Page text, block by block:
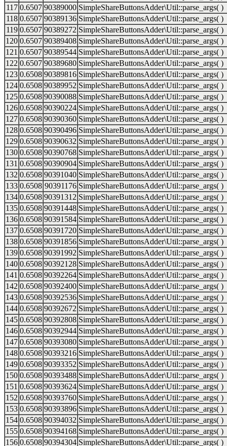
117 0.6507 90389000 SimpleShareButtonsAdder\Util::parse_args( )
118 0.6507 90389136 SimpleShareButtonsAdder\Util::parse_args( )
119 0.6507 90389272 SimpleShareButtonsAdder\Util::parse_args( )
120 0.6507 90389408 SimpleShareButtonsAdder\Util::parse_args( )
121 0.6507 90389544 SimpleShareButtonsAdder\Util::parse_args( )
122 0.6507 90389680 SimpleShareButtonsAdder\Util::parse_args( )
123 0.6508 90389816 SimpleShareButtonsAdder\Util::parse_args( )
124 0.6508 90389952 SimpleShareButtonsAdder\Util::parse_args( )
125 0.6508 90390088 SimpleShareButtonsAdder\Util::parse_args( )
126 0.6508 90390224 SimpleShareButtonsAdder\Util::parse_args( )
127 0.6508 90390360 SimpleShareButtonsAdder\Util::parse_args( )
128 0.6508 90390496 SimpleShareButtonsAdder\Util::parse_args( )
129 0.6508 90390632 SimpleShareButtonsAdder\Util::parse_args( )
130 0.6508 90390768 SimpleShareButtonsAdder\Util::parse_args( )
131 0.6508 90390904 SimpleShareButtonsAdder\Util::parse_args( )
132 0.6508 90391040 SimpleShareButtonsAdder\Util::parse_args( )
133 0.6508 90391176 SimpleShareButtonsAdder\Util::parse_args( )
134 0.6508 90391312 SimpleShareButtonsAdder\Util::parse_args( )
135 0.6508 90391448 SimpleShareButtonsAdder\Util::parse_args( )
136 0.6508 90391584 SimpleShareButtonsAdder\Util::parse_args( )
137 0.6508 90391720 SimpleShareButtonsAdder\Util::parse_args( )
138 0.6508 90391856 SimpleShareButtonsAdder\Util::parse_args( )
139 0.6508 90391992 SimpleShareButtonsAdder\Util::parse_args( )
140 0.6508 90392128 SimpleShareButtonsAdder\Util::parse_args( )
141 0.6508 90392264 SimpleShareButtonsAdder\Util::parse_args( )
142 0.6508 90392400 SimpleShareButtonsAdder\Util::parse_args( )
143 0.6508 90392536 SimpleShareButtonsAdder\Util::parse_args( )
144 0.6508 90392672 SimpleShareButtonsAdder\Util::parse_args( )
145 0.6508 90392808 SimpleShareButtonsAdder\Util::parse_args( )
146 0.6508 90392944 SimpleShareButtonsAdder\Util::parse_args( )
147 0.6508 90393080 SimpleShareButtonsAdder\Util::parse_args( )
148 0.6508 90393216 SimpleShareButtonsAdder\Util::parse_args( )
149 0.6508 90393352 SimpleShareButtonsAdder\Util::parse_args( )
150 0.6508 90393488 SimpleShareButtonsAdder\Util::parse_args( )
151 0.6508 90393624 SimpleShareButtonsAdder\Util::parse_args( )
152 0.6508 90393760 SimpleShareButtonsAdder\Util::parse_args( )
153 0.6508 90393896 SimpleShareButtonsAdder\Util::parse_args( )
154 0.6508 90394032 SimpleShareButtonsAdder\Util::parse_args( )
155 0.6508 90394168 SimpleShareButtonsAdder\Util::parse_args( )
156 0.6508 90394304 SimpleShareButtonsAdder\Util::parse_args( )